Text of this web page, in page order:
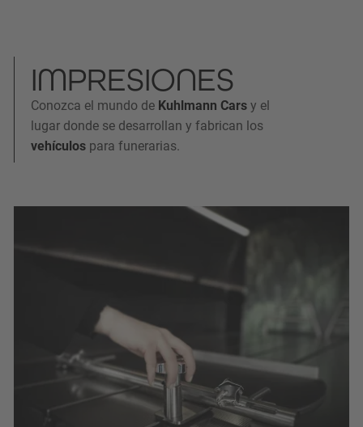
IMPRESIONES
Conozca el mundo de Kuhlmann Cars y el
lugar donde se desarrollan y fabrican los
vehículos para funerarias.